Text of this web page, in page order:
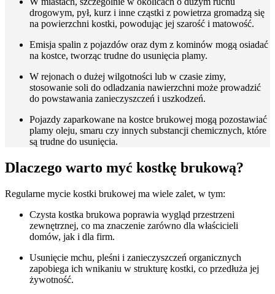
drogowym, pył, kurz i inne cząstki z powietrza gromadzą się
na powierzchni kostki, powodując jej szarość i matowość.
Emisja spalin z pojazdów oraz dym z kominów mogą osiadać
na kostce, tworząc trudne do usunięcia plamy.
W rejonach o dużej wilgotności lub w czasie zimy,
stosowanie soli do odladzania nawierzchni może prowadzić
do powstawania zanieczyszczeń i uszkodzeń.
Pojazdy zaparkowane na kostce brukowej mogą pozostawiać
plamy oleju, smaru czy innych substancji chemicznych, które
są trudne do usunięcia.
Dlaczego warto myć kostkę brukową?
Regularne mycie kostki brukowej ma wiele zalet, w tym:
Czysta kostka brukowa poprawia wygląd przestrzeni
zewnętrznej, co ma znaczenie zarówno dla właścicieli
domów, jak i dla firm.
Usunięcie mchu, pleśni i zanieczyszczeń organicznych
zapobiega ich wnikaniu w strukturę kostki, co przedłuża jej
żywotność.